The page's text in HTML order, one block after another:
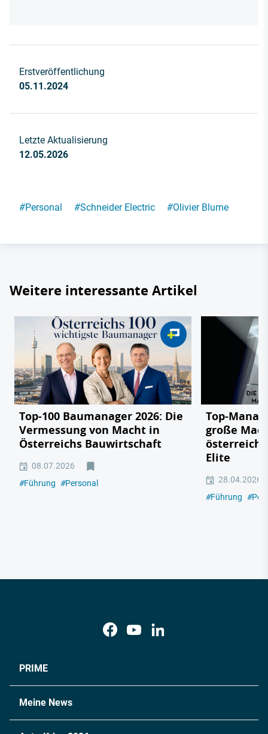
Erstveröffentlichung
05.11.2024
Letzte Aktualisierung
12.05.2026
#Personal #Schneider Electric #Olivier Blume
Weitere interessante Artikel
Top-100 Baumanager 2026: Die
Vermessung von Macht in
Österreichs Bauwirtschaft
08.07.2026
#Führung #Personal
Top-
große
Elite
28.04.2026
#Führung #
PRIME
Meine News